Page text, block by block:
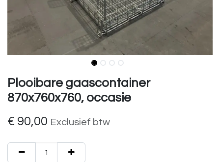
Plooibare gaascontainer
870x760x760, occasie
€ 90,00 Exclusief btw